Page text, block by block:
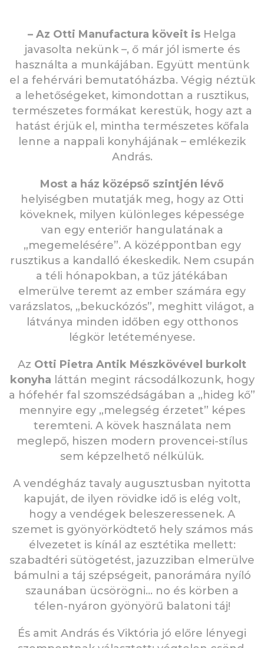
– Az Otti Manufactura köveit is Helga
javasolta nekünk –, ő már jól ismerte és
használta a munkájában. Együtt mentünk
el a fehérvári bemutatóházba. Végig néztük
a lehetőségeket, kimondottan a rusztikus,
természetes formákat kerestük, hogy azt a
hatást érjük el, mintha természetes kőfala
lenne a nappali konyhájának – emlékezik
András.
Most a ház középső szintjén lévő
helyiségben mutatják meg, hogy az Otti
köveknek, milyen különleges képessége
van egy enteriőr hangulatának a
„megemelésére”. A középpontban egy
rusztikus a kandalló ékeskedik. Nem csupán
a téli hónapokban, a tűz játékában
elmerülve teremt az ember számára egy
varázslatos, „bekuckózós”, meghitt világot, a
látványa minden időben egy otthonos
légkör letéteményese.
Az Otti Pietra Antik Mészkövével burkolt
konyha láttán megint rácsodálkozunk, hogy
a hófehér fal szomszédságában a „hideg kő”
mennyire egy „melegség érzetet” képes
teremteni. A kövek használata nem
meglepő, hiszen modern provencei-stílus
sem képzelhető nélkülük.
A vendégház tavaly augusztusban nyitotta
kapuját, de ilyen rövidke idő is elég volt,
hogy a vendégek beleszeressenek. A
szemet is gyönyörködtető hely számos más
élvezetet is kínál az esztétika mellett:
szabadtéri sütögetést, jazuzziban elmerülve
bámulni a táj szépségeit, panorámára nyíló
szaunában ücsörögni… no és körben a
télen-nyáron gyönyörű balatoni táj!
És amit András és Viktória jó előre lényegi